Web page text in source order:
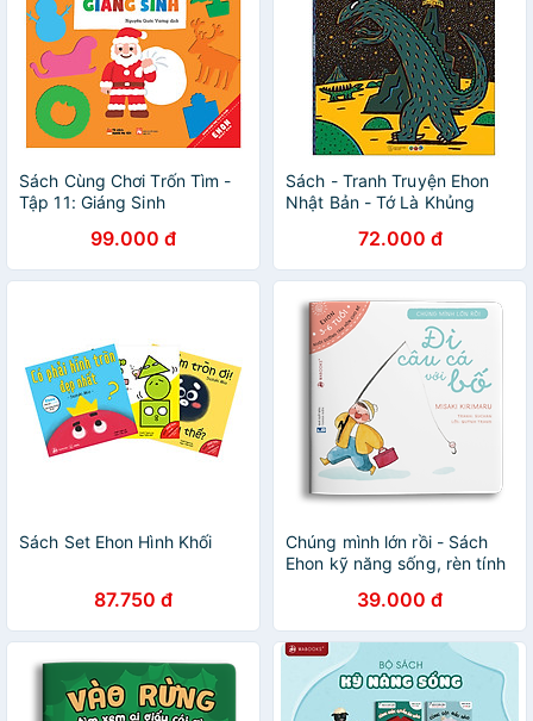
Sách Cùng Chơi Trốn Tìm -
Tập 11: Giáng Sinh
99.000 đ
Sách - Tranh Truyện Ehon
Nhật Bản - Tớ Là Khủng
72.000 đ
Sách Set Ehon Hình Khối
87.750 đ
Chúng mình lớn rồi - Sách
Ehon kỹ năng sống, rèn tính
39.000 đ